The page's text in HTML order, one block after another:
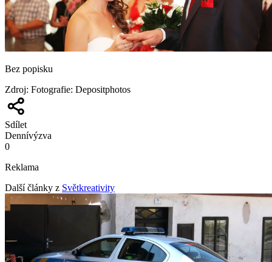
Bez popisku
Zdroj: Fotografie: Depositphotos
Sdílet
Dennívýzva
0
Reklama
Další články z Světkreativity